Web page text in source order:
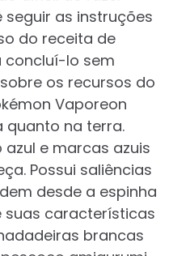
seguir as instruções
do receita de
concluí-lo sem
os recursos do
Vaporeon
quanto na terra.
e marcas azuis
Possui saliências
desde a espinha
suas características
brancas